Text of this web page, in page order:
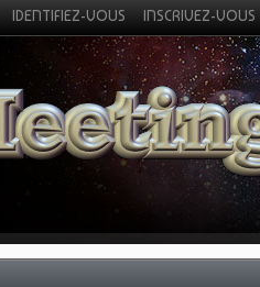
IDENTIFIEZ-VOUS INSCRIVEZ-VOUS